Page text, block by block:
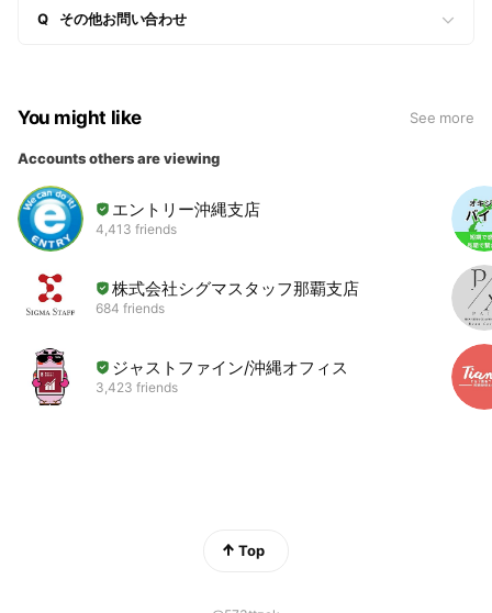
Q その他お問い合わせ
You might like See more
Accounts others are viewing
エントリー沖縄支店
4,413 friends
株式会社シグマスタッフ那覇支店
684 friends
ジャストファイン/沖縄オフィス
3,423 friends
Top